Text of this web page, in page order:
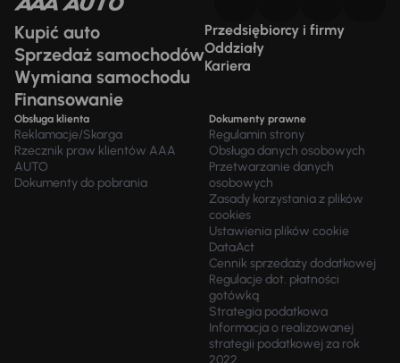
Kupić auto
Sprzedaż samochodów
Wymiana samochodu
Finansowanie
Przedsiębiorcy i firmy
Oddziały
Kariera
Obsługa klienta
Reklamacje/Skarga
Rzecznik praw klientów AAA
AUTO
Dokumenty do pobrania
Dokumenty prawne
Regulamin strony
Obsługa danych osobowych
Przetwarzanie danych
osobowych
Zasady korzystania z plików
cookies
Ustawienia plików cookie
DataAct
Cennik sprzedaży dodatkowej
Regulacje dot. płatności
gotówką
Strategia podatkowa
Informacja o realizowanej
strategii podatkowej za rok
2022